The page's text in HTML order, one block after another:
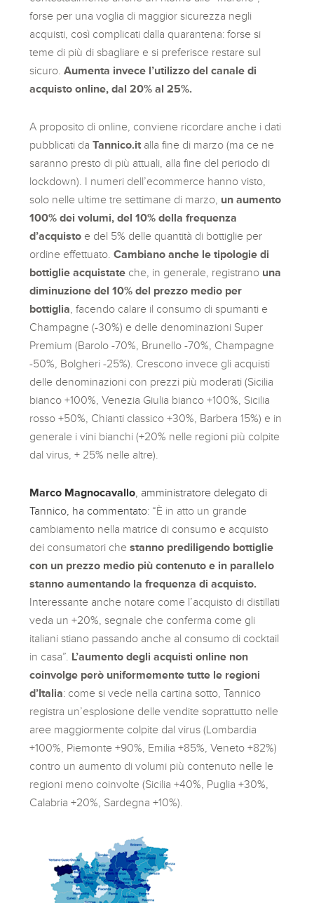
forse per una voglia di maggior sicurezza negli
acquisti, così complicati dalla quarantena: forse si
teme di più di sbagliare e si preferisce restare sul
sicuro.Aumenta invece l’utilizzo del canale di
acquisto online, dal 20% al 25%.
A proposito di online, conviene ricordare anche i dati
pubblicati daTannico.it alla fine di marzo (ma ce ne
saranno presto di più attuali, alla fine del periodo di
lockdown). I numeri dell’ecommerce hanno visto,
solo nelle ultime tre settimane di marzo, un aumento
100% dei volumi, del 10% della frequenza
d’acquisto e del 5% delle quantità di bottiglie per
ordine effettuato.Cambiano anche le tipologie di
bottiglie acquistate che, in generale, registrano una
diminuzione del 10% del prezzo medio per
bottiglia , facendo calare il consumo di spumanti e
Champagne (-30%) e delle denominazioni Super
Premium (Barolo -70%, Brunello -70%, Champagne
-50%, Bolgheri -25%). Crescono invece gli acquisti
delle denominazioni con prezzi più moderati (Sicilia
bianco +100%, Venezia Giulia bianco +100%, Sicilia
rosso +50%, Chianti classico +30%, Barbera 15%) e in
generale i vini bianchi (+20% nelle regioni più colpite
dal virus, + 25% nelle altre).
Marco Magnocavallo , amministratore delegato di
Tannico, ha commentato: “È in atto un grande
cambiamento nella matrice di consumo e acquisto
dei consumatori chestanno prediligendo bottiglie
con un prezzo medio più contenuto e in parallelo
stanno aumentando la frequenza di acquisto.
Interessante anche notare come l’acquisto di distillati
veda un +20%, segnale che conferma come gli
italiani stiano passando anche al consumo di cocktail
in casa”. L’aumento degli acquisti online non
coinvolge però uniformemente tutte le regioni
d’Italia: come si vede nella cartina sotto, Tannico
registra un’esplosione delle vendite soprattutto nelle
aree maggiormente colpite dal virus (Lombardia
+100%, Piemonte +90%, Emilia +85%, Veneto +82%)
contro un aumento di volumi più contenuto nelle le
regioni meno coinvolte (Sicilia +40%, Puglia +30%,
Calabria +20%, Sardegna +10%).